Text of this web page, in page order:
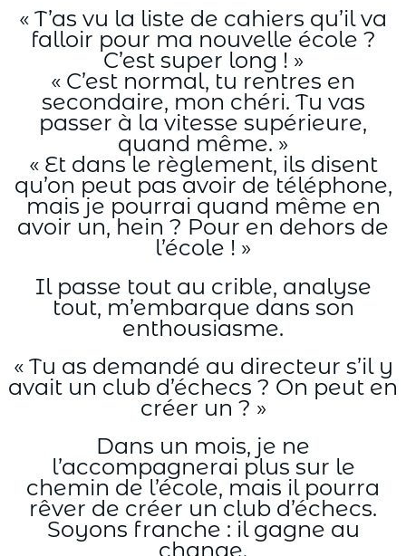
« T’as vu la liste de cahiers qu’il va
falloir pour ma nouvelle école ?
C’est super long ! »
« C’est normal, tu rentres en
secondaire, mon chéri. Tu vas
passer à la vitesse supérieure,
quand même. »
« Et dans le règlement, ils disent
qu’on peut pas avoir de téléphone,
mais je pourrai quand même en
avoir un, hein ? Pour en dehors de
l’école ! »
Il passe tout au crible, analyse
tout, m’embarque dans son
enthousiasme.
« Tu as demandé au directeur s’il y
avait un club d’échecs ? On peut en
créer un ? »
Dans un mois, je ne
l’accompagnerai plus sur le
chemin de l’école, mais il pourra
rêver de créer un club d’échecs.
Soyons franche : il gagne au
change.